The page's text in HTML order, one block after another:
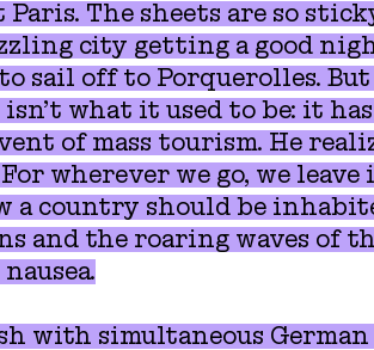
The sheets are so
city getting a good
to sail off to Porquerolles.
what it used to be: it
of mass tourism. He
For wherever we go, we
a country should be
and the roaring waves of
with simultaneous